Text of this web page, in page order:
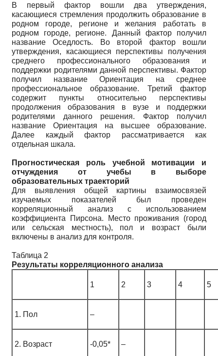
В первый фактор вошли два утверждения,
касающиеся стремления продолжить образование в
родном городе, регионе и желания работать в
родном городе, регионе. Данный фактор получил
название Оседлость. Во второй фактор вошли
утверждения, касающиеся перспективы получения
среднего профессионального образования и
поддержки родителями данной перспективы. Фактор
получил название Ориентация на среднее
профессиональное образование. Третий фактор
содержит пункты относительно перспективы
продолжения образования в вузе и поддержки
родителями данного решения. Фактор получил
название Ориентация на высшее образование.
Далее каждый фактор рассматривается как
отдельная шкала.
Прогностическая роль учебной мотивации и
отчуждения от учебы в выборе
образовательных траекторий
Для выявления общей картины взаимосвязей
изучаемых показателей был проведен
корреляционный анализ с использованием
коэффициента Пирсона. Место проживания (город
или сельская местность), пол и возраст были
включены в анализ для контроля.
Таблица 2
Результаты корреляционного анализа
1 2 3 4 5
1. Пол –
2. Возраст -0,05* –